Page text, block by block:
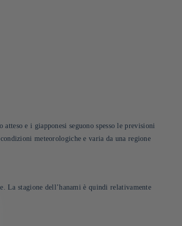
e i giapponesi seguono spesso le previsioni
meteorologiche e varia da una regione
La stagione dell’hanami è quindi relativamente